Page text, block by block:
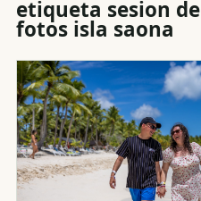
etiqueta sesion de
fotos isla saona